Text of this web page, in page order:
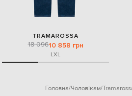
TRAMAROSSA
18 09610 858 грн
LXL
Головна Чоловікам